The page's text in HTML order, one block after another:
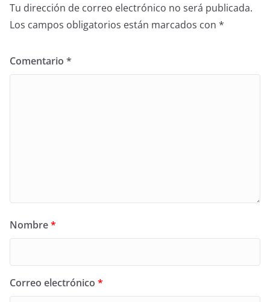
Tu dirección de correo electrónico no será publicada.
Los campos obligatorios están marcados con *
Comentario *
Nombre*
Correo electrónico *